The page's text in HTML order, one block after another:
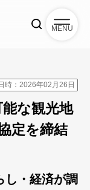
MENU
時：2026年02月26日
な観光地
定を締結
し・経済が調